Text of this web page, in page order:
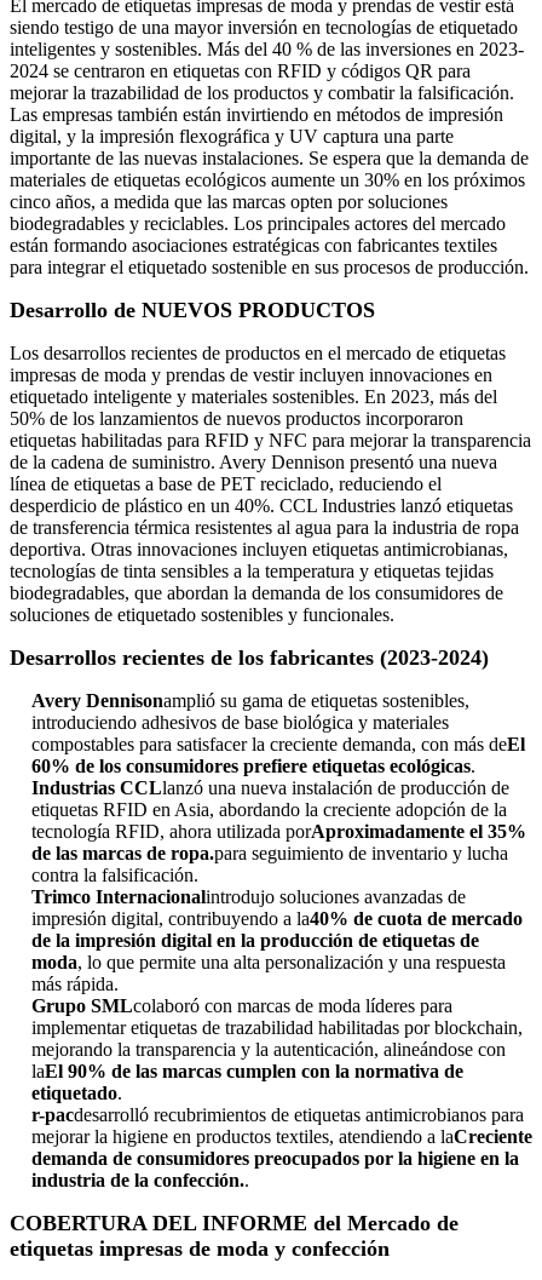
El mercado de etiquetas impresas de moda y prendas de vestir está
siendo testigo de una mayor inversión en tecnologías de etiquetado
inteligentes y sostenibles. Más del 40 % de las inversiones en 2023-
2024 se centraron en etiquetas con RFID y códigos QR para
mejorar la trazabilidad de los productos y combatir la falsificación.
Las empresas también están invirtiendo en métodos de impresión
digital, y la impresión flexográfica y UV captura una parte
importante de las nuevas instalaciones. Se espera que la demanda de
materiales de etiquetas ecológicos aumente un 30% en los próximos
cinco años, a medida que las marcas opten por soluciones
biodegradables y reciclables. Los principales actores del mercado
están formando asociaciones estratégicas con fabricantes textiles
para integrar el etiquetado sostenible en sus procesos de producción.
Desarrollo de NUEVOS PRODUCTOS
Los desarrollos recientes de productos en el mercado de etiquetas
impresas de moda y prendas de vestir incluyen innovaciones en
etiquetado inteligente y materiales sostenibles. En 2023, más del
50% de los lanzamientos de nuevos productos incorporaron
etiquetas habilitadas para RFID y NFC para mejorar la transparencia
de la cadena de suministro. Avery Dennison presentó una nueva
línea de etiquetas a base de PET reciclado, reduciendo el
desperdicio de plástico en un 40%. CCL Industries lanzó etiquetas
de transferencia térmica resistentes al agua para la industria de ropa
deportiva. Otras innovaciones incluyen etiquetas antimicrobianas,
tecnologías de tinta sensibles a la temperatura y etiquetas tejidas
biodegradables, que abordan la demanda de los consumidores de
soluciones de etiquetado sostenibles y funcionales.
Desarrollos recientes de los fabricantes (2023-2024)
Avery Dennisonamplió su gama de etiquetas sostenibles,
introduciendo adhesivos de base biológica y materiales
compostables para satisfacer la creciente demanda, con más deEl
60% de los consumidores prefiere etiquetas ecológicas.
Industrias CCLlanzó una nueva instalación de producción de
etiquetas RFID en Asia, abordando la creciente adopción de la
tecnología RFID, ahora utilizada porAproximadamente el 35%
de las marcas de ropa.para seguimiento de inventario y lucha
contra la falsificación.
Trimco Internacionalintrodujo soluciones avanzadas de
impresión digital, contribuyendo a la40% de cuota de mercado
de la impresión digital en la producción de etiquetas de
moda, lo que permite una alta personalización y una respuesta
más rápida.
Grupo SMLcolaboró ​​​​con marcas de moda líderes para
implementar etiquetas de trazabilidad habilitadas por blockchain,
mejorando la transparencia y la autenticación, alineándose con
laEl 90% de las marcas cumplen con la normativa de
etiquetado.
r-pacdesarrolló recubrimientos de etiquetas antimicrobianos para
mejorar la higiene en productos textiles, atendiendo a laCreciente
demanda de consumidores preocupados por la higiene en la
industria de la confección..
COBERTURA DEL INFORME del Mercado de
etiquetas impresas de moda y confección